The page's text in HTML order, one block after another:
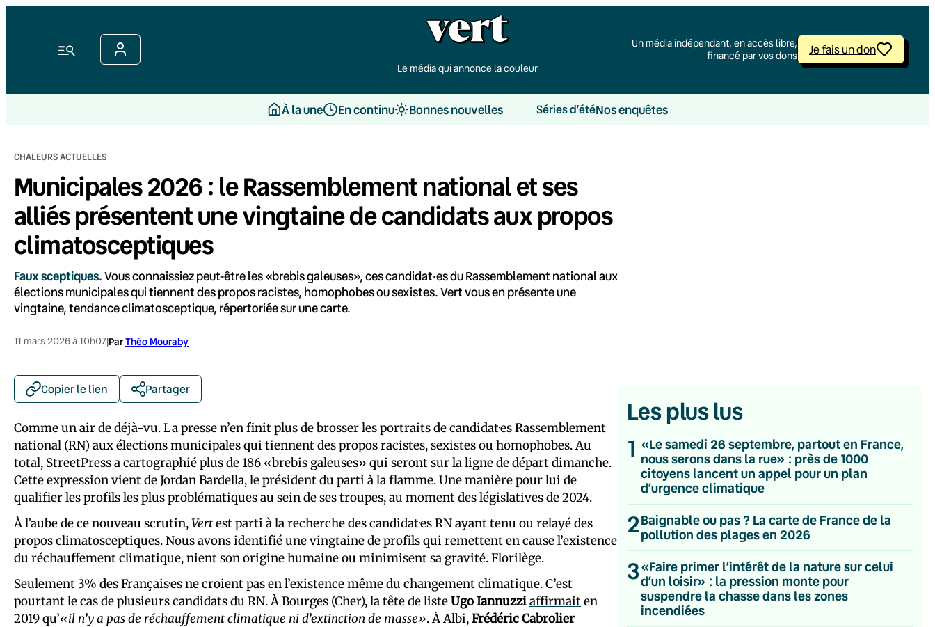
Menu
Le média qui annonce la couleur
Un média indépendant, en accès libre,
financé par vos dons
Je fais un don
À la une En continu Bonnes nouvelles Séries d’étéNos enquêtes
CHALEURS ACTUELLES
Municipales 2026 : le Rassemblement national et ses
alliés présentent une vingtaine de candidats aux propos
climatosceptiques
Faux sceptiques.Vous connaissiez peut-être les «brebis galeuses», ces candidat·es du Rassemblement national aux
élections municipales qui tiennent des propos racistes, homophobes ou sexistes. Vert vous en présente une
vingtaine, tendance climatosceptique, répertoriée sur une carte.
11 mars 2026 à 10h07|ParThéo Mouraby
Copier le lien Partager
Comme un air de déjà-vu. La presse n’en finit plus de brosser les portraits de candidat·es Rassemblement
national (RN) aux élections municipales qui tiennent des propos racistes, sexistes ou homophobes. Au
total, StreetPress a cartographié plus de 186 «brebis galeuses» qui seront sur la ligne de départ dimanche.
Cette expression vient de Jordan Bardella, le président du parti à la flamme. Une manière pour lui de
qualifier les profils les plus problématiques au sein de ses troupes, au moment des législatives de 2024.
À l’aube de ce nouveau scrutin,Vertest parti à la recherche des candidat·es RN ayant tenu ou relayé des
propos climatosceptiques. Nous avons identifié une vingtaine de profils qui remettent en cause l’existence
du réchauffement climatique, nient son origine humaine ou minimisent sa gravité. Florilège.
Seulement 3% des Français·esne croient pas en l’existence même du changement climatique. C’est
pourtant le cas de plusieurs candidats du RN. À Bourges (Cher), la tête de listeUgo Iannuzziaffirmaiten
2019 qu’«il n’y a pas de réchauffement climatique ni d’extinction de masse». À Albi,Frédéric Cabrolier
Les plus lus
1 «Le samedi 26 septembre, partout en France,
nous serons dans la rue» : près de 1000
citoyens lancent un appel pour un plan
d’urgence climatique
2Baignable ou pas ? La carte de France de la
pollution des plages en 2026
3«Faire primer l’intérêt de la nature sur celui
d’un loisir» : la pression monte pour
suspendre la chasse dans les zones
incendiées
💌 Inscrivez-vous à nos newsletters
Quotidienne